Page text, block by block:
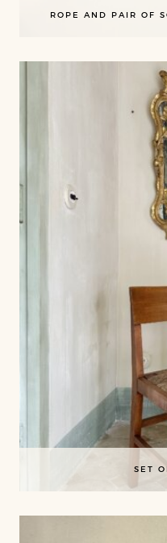
ROPE AND PAIR OF
SET